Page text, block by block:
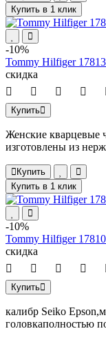
Купить в 1 клик
-10%
Tommy Hilfiger
скидка
Купить
Женские кварцевые
изготовлены из
Купить
Купить в 1 клик
-10%
Tommy Hilfiger
скидка
Купить
калибр Seiko
головкаполностью